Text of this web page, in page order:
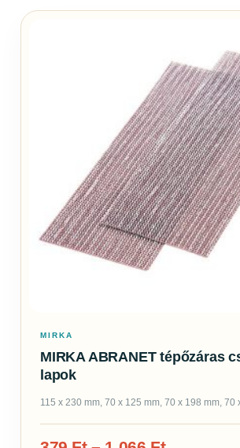
MIRKA
MIRKA ABRANET tépőzáras
lapok
115 x 230 mm, 70 x 125 mm, 70 x 198 mm, 70